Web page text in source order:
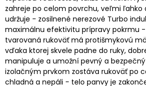
zahreje po celom povrchu, veľmi ľahko
udržuje - zosilnené nerezové Turbo
maximálnu efektivitu prípravy pokrmu
tvarovaná rukoväť má protišmykovú
vďaka ktorej skvele padne do ruky,
manipuluje a umožní pevný a
izolačným prvkom zostáva rukoväť po
chladná a nepáli - telo panvy je